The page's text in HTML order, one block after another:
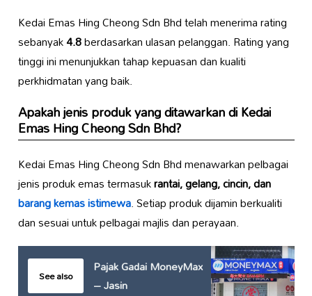
Kedai Emas Hing Cheong Sdn Bhd telah menerima rating
sebanyak4.8berdasarkan ulasan pelanggan. Rating yang
tinggi ini menunjukkan tahap kepuasan dan kualiti
perkhidmatan yang baik.
Apakah jenis produk yang ditawarkan di Kedai
Emas Hing Cheong Sdn Bhd?
Kedai Emas Hing Cheong Sdn Bhd menawarkan pelbagai
jenis produk emas termasukrantai, gelang, cincin, dan
barang kemas istimewa. Setiap produk dijamin berkualiti
dan sesuai untuk pelbagai majlis dan perayaan.
See also
Pajak Gadai MoneyMax
– Jasin